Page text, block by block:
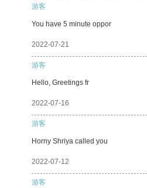
游客
You have 5 minute oppor
2022-07-21
游客
Hello, Greetings fr
2022-07-16
游客
Horny Shriya called you
2022-07-12
游客